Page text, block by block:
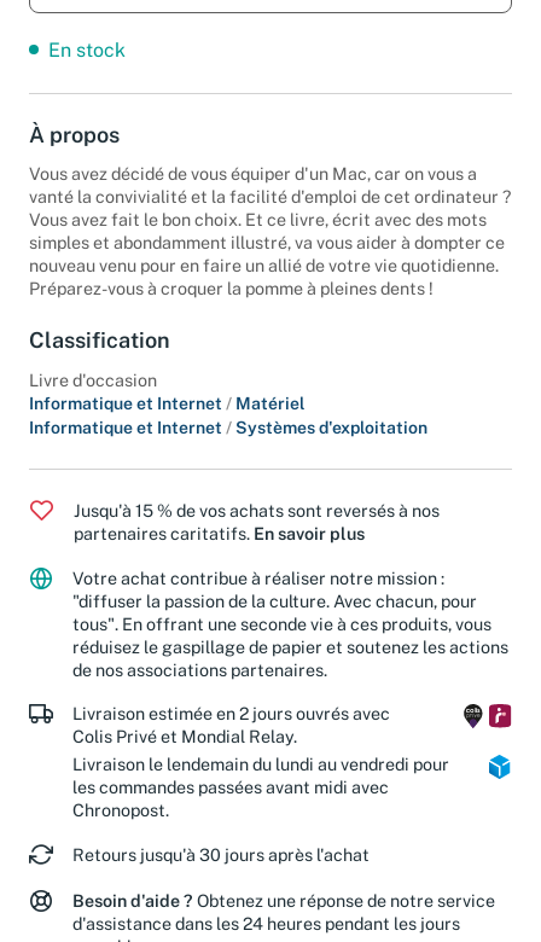
En stock
À propos
Vous avez décidé de vous équiper d'un Mac, car on vous a
vanté la convivialité et la facilité d'emploi de cet ordinateur ?
Vous avez fait le bon choix. Et ce livre, écrit avec des mots
simples et abondamment illustré, va vous aider à dompter ce
nouveau venu pour en faire un allié de votre vie quotidienne.
Préparez-vous à croquer la pomme à pleines dents !
Classification
Livre d'occasion
Informatique et Internet / Matériel
Informatique et Internet /Systèmes d'exploitation
Jusqu'à 15 % de vos achats sont reversés à nos
partenaires caritatifs. En savoir plus
Votre achat contribue à réaliser notre mission :
"diffuser la passion de la culture. Avec chacun, pour
tous". En offrant une seconde vie à ces produits, vous
réduisez le gaspillage de papier et soutenez les actions
de nos associations partenaires.
Livraison estimée en 2 jours ouvrés avec
Colis Privé et Mondial Relay.
Livraison le lendemain du lundi au vendredi pour
les commandes passées avant midi avec
Chronopost.
Retours jusqu'à 30 jours après l'achat
Besoin d'aide ? Obtenez une réponse de notre service
d'assistance dans les 24 heures pendant les jours